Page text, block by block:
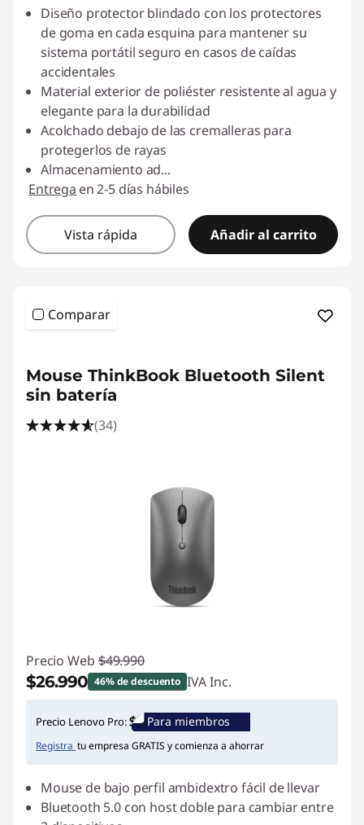
Diseño protector blindado con los protectores
de goma en cada esquina para mantener su
sistema portátil seguro en casos de caídas
accidentales
Material exterior de poliéster resistente al agua y
elegante para la durabilidad
Acolchado debajo de las cremalleras para
protegerlos de rayas
Almacenamiento ad...
Entrega en 2-5 días hábiles
Vista rápida Añadir al carrito
Comparar
Mouse ThinkBook Bluetooth Silent
sin batería
(34)
Precio Web $49.990
$26.990 46% de descuento IVA Inc.
Ahorros instantáneos :-$23.000
Precio Lenovo Pro: Para miembros
Registra tu empresa GRATIS y comienza a ahorrar
Mouse de bajo perfil ambidextro fácil de llevar
Bluetooth 5.0 con host doble para cambiar entre